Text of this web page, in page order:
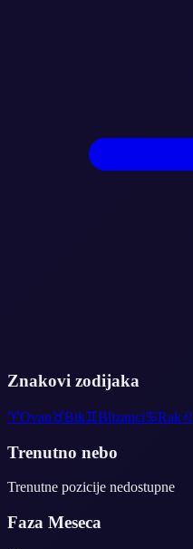
Znakovi zodijaka
♈Ovan♉Bik♊Blizanci♋Rak♌
Trenutno nebo
Trenutne pozicije nedostupne
Faza Meseca